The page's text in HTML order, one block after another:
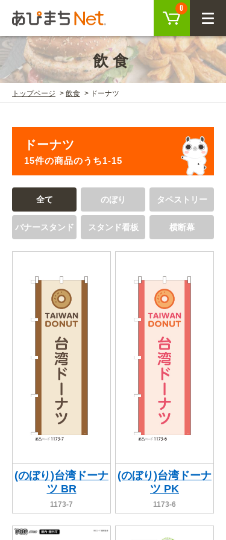
0
CLOSE
ログイン
会員登録
商品を探す
SEARCH
KEYWORD
チュクミ 韓国グルメ 駐車場
CATEGORY
飲食 住まい・暮らし
美容・健康 地域・観光
イベント・季節 不動産・建築
カルチャー・教養
OTHER ITEMS
ご利用ガイド
取り扱い商品一覧
既製デザイン商品注文方法
オリジナルオーダー注文方法
料金一覧
お届け納期と配送方法
お支払方法
BEGINNER'S GUIDE
初めての方へ トップ
商品について
お客様の声
オリジナルオーダー制作事例
飲食
トップページ 飲食 ドーナツ
ドーナツ
15件の商品のうち1-15
全て のぼり タペストリー
バナースタンド スタンド看板 横断幕
(のぼり)台湾ドーナ
ツ BR
1173-7
(のぼり)台湾ドーナ
ツ PK
1173-6